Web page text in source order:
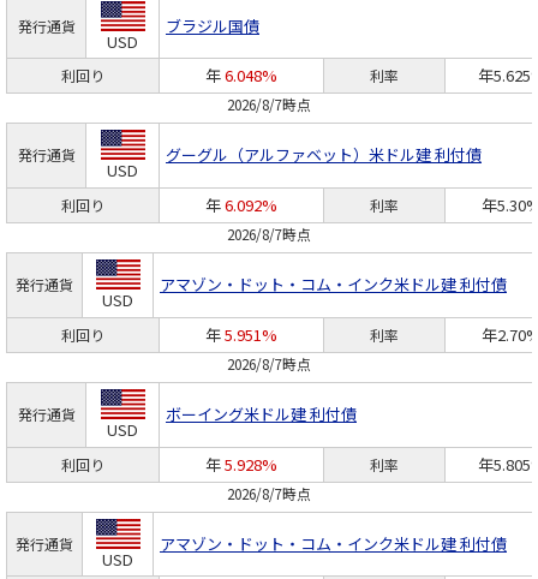
発行通貨
USD
ブラジル国債
利回り 年6.048% 利率 年
2026/8/7時点
発行通貨
USD
グーグル（アルファベット） 米ドル建 利付債
利回り 年6.092% 利率 年
2026/8/7時点
発行通貨
USD
アマゾン・ドット・コム・インク米ドル建 利付債
利回り 年5.951% 利率 年
2026/8/7時点
発行通貨
USD
ボーイング米ドル建 利付債
利回り 年5.928% 利率 年
2026/8/7時点
発行通貨
USD
アマゾン・ドット・コム・インク米ドル建 利付債